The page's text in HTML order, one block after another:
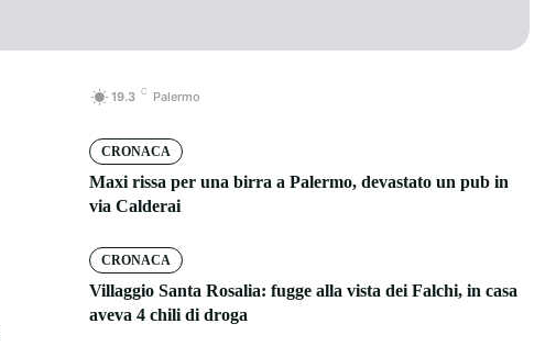
19.3 C Palermo
CRONACA
Maxi rissa per una birra a Palermo, devastato un pub in
via Calderai
CRONACA
Villaggio Santa Rosalia: fugge alla vista dei Falchi, in casa
aveva 4 chili di droga